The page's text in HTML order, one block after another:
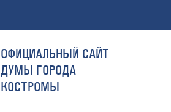
ОФИЦИАЛЬНЫЙ САЙТ
ДУМЫ ГОРОДА
КОСТРОМЫ